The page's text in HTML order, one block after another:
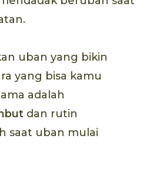
uban yang bikin
yang bisa kamu
adalah
dan rutin
saat uban mulai